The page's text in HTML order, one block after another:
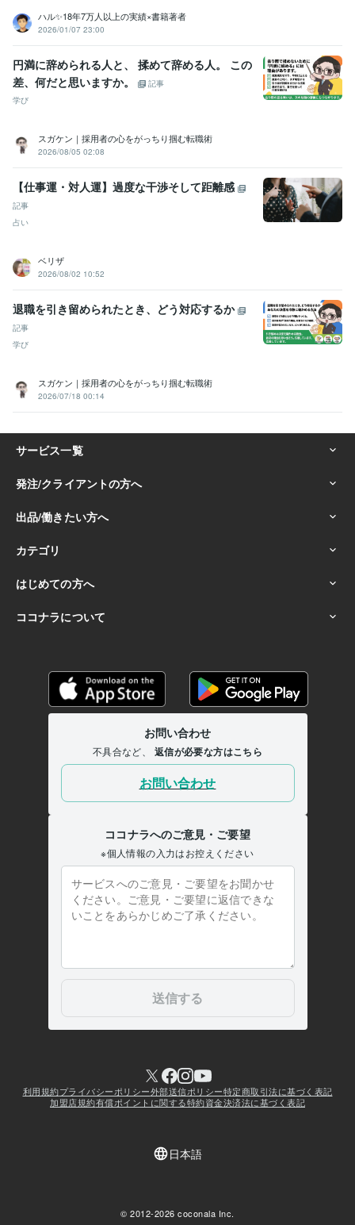
ホームヘルパー2級 取得年 : 2001年
社会福祉士 取得年 : 2005年
精神保健福祉士 取得年 : 2011年
普通自動車第一種運転免許 取得年 : 1999年
その他ツール
ソーシャルワーク:21年 ココナラ出品:5年音声配信:3年
得意分野
悩み相談・カウンセリング お悩み相談・話し相手・愚痴聞き 性格診
断 考え方のクセ診断 交換日記（１週間〜） 認知行動療法 問題解決
技能法
元気回復行動プラン(WRAP) シータヒーリング®
うつ
仕事
認知行動療法
ココナラ
悩み相談
シータヒーリング
学歴
武蔵大学
ハル✨18年7万人以上の実績×書籍著者
2026/01/07 23:00
円満に辞められる人と、 揉めて辞める人。 この
差、何だと思いますか。
記事
学び
スガケン｜採用者の心をがっちり掴む転職術
2026/08/05 02:08
【仕事運・対人運】過度な干渉そして距離感
記事
占い
ベリザ
2026/08/02 10:52
退職を引き留められたとき、どう対応するか
記事
学び
スガケン｜採用者の心をがっちり掴む転職術
2026/07/18 00:14